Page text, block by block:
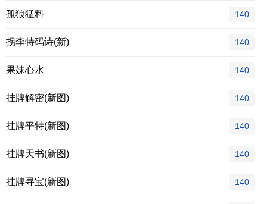
孤狼猛料 140
拐李特码诗(新) 140
果妹心水 140
挂牌解密(新图) 140
挂牌平特(新图) 140
挂牌天书(新图) 140
挂牌寻宝(新图) 140